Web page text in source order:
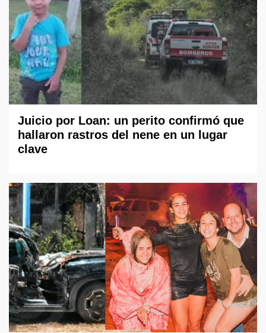
Juicio por Loan: un perito confirmó que
hallaron rastros del nene en un lugar
clave